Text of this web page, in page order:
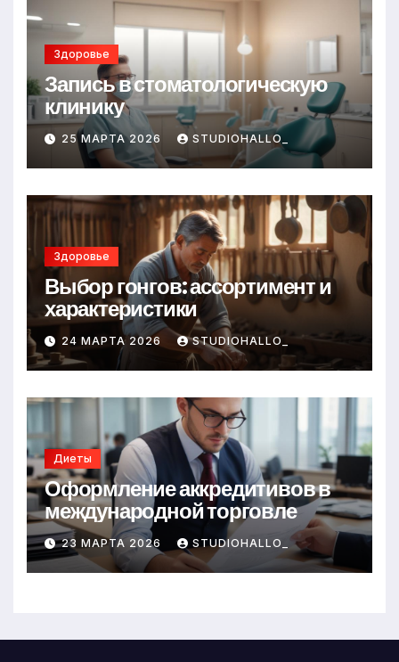
Здоровье
Запись в стоматологическую
клинику
25 МАРТА 2026 STUDIOHALLO_
Здоровье
Выбор гонгов: ассортимент и
характеристики
24 МАРТА 2026 STUDIOHALLO_
Диеты
Оформление аккредитивов в
международной торговле
23 МАРТА 2026 STUDIOHALLO_